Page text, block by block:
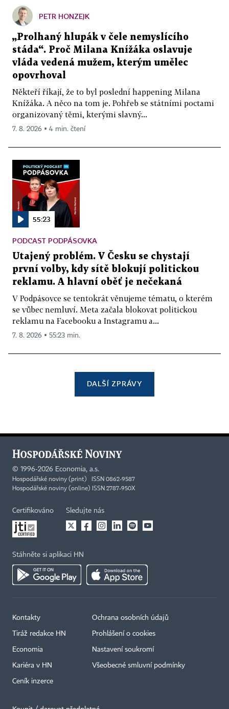
PETR HONZEJK
„Prolhaný hlupák v čele nemyslícího
stáda“. Proč Milana Knížáka oslavuje
vláda vedená mužem, kterým umělec
opovrhoval
Někteří říkají, že to byl poslední happening Milana
Knížáka. A něco na tom je. Pohřeb se státními poctami
organizovaný těmi, kterými slavný...
7. 8. 2026 ▪ 4 min. čtení
55:23
PODCAST PODPÁSOVKA
Utajený problém. V Česku se chystají
první volby, kdy sítě blokují politickou
reklamu. A hlavní oběť je nečekaná
V Podpásovce se tentokrát věnujeme tématu, o kterém
se vůbec nemluví. Meta začala blokovat politickou
reklamu na Facebooku a Instagramu a...
7. 8. 2026 ▪ 55:23 min.
DALŠÍ ZPRÁVY
© 1996-2026 Economia, a.s.
Hospodářské noviny (print) ISSN 0862-9587
Hospodářské noviny (online) ISSN 2787-950X
Certifikováno Sledujte nás
Stáhněte si aplikaci HN
Kontakty
Tiráž redakce HN
Economia
Kariéra v HN
Ceník inzerce
Ochrana osobních údajů
Prohlášení o cookies
Nastavení soukromí
Všeobecné smluvní podmínky